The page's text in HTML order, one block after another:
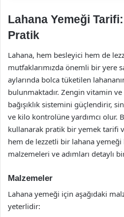
Lahana Yemeği
Pratik
Lahana, hem besleyici hem de
mutfaklarımızda önemli bir yere
aylarında bolca tüketilen
bulunmaktadır. Zengin vitamin
bağışıklık sistemini güçlendirir,
ve kilo kontrolüne yardımcı olur.
kullanarak pratik bir yemek tarifi
hem de lezzetli bir lahana yemeği
malzemeleri ve adımları detaylı
Malzemeler
Lahana yemeği için aşağıdaki
yeterlidir: